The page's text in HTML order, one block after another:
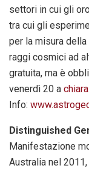
settori in cui gli
tra cui gli
per la misura
raggi cosmici ad
gratuita, ma è
venerdì 20 a
Info:
Distinguished
Manifestazione
Australia nel